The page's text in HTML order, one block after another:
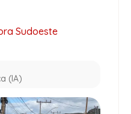
Sudoeste
(IA)